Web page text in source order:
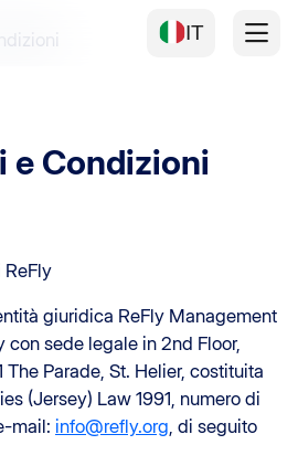
IT
e Condizioni
ReFly
giuridica ReFly Management
con sede legale in 2nd Floor,
The Parade, St. Helier, costituita
(Jersey) Law 1991, numero di
mail: info@refly.org, di seguito